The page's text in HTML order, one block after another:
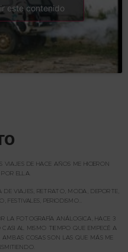
este contenido
VIAJES DE HACE AÑOS ME HICIERON
POR ELLA.
VIAJES, RETRATO, MODA, DEPORTE,
FESTIVALES, PERIODISMO…
LA FOTOGRAFÍA ANÁLOGICA, HACE 3
AL MISMO TIEMPO QUE EMPECÉ A
COSAS SON LAS QUE MÁS ME